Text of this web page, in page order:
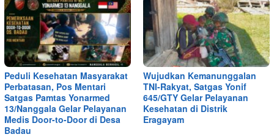
Peduli Kesehatan Masyarakat
Perbatasan, Pos Mentari
Satgas Pamtas Yonarmed
13/Nanggala Gelar Pelayanan
Medis Door-to-Door di Desa
Badau
Wujudkan Kemanunggalan
TNI-Rakyat, Satgas Yonif
645/GTY Gelar Pelayanan
Kesehatan di Distrik
Eragayam